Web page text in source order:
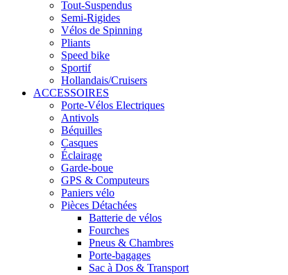
Tout-Suspendus
Semi-Rigides
Vélos de Spinning
Pliants
Speed bike
Sportif
Hollandais/Cruisers
ACCESSOIRES
Porte-Vélos Electriques
Antivols
Béquilles
Casques
Éclairage
Garde-boue
GPS & Computeurs
Paniers vélo
Pièces Détachées
Batterie de vélos
Fourches
Pneus & Chambres
Porte-bagages
Sac à Dos & Transport